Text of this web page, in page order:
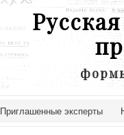
Приглашенные эксперты